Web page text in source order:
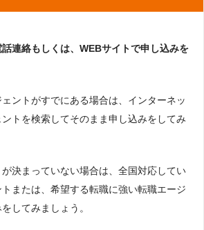
連絡もしくは、WEBサイトで申し込みを
ントがすでにある場合は、インターネッ
ントを検索してそのまま申し込みをしてみ
決まっていない場合は、全国対応してい
または、希望する転職に強い転職エージ
してみましょう。